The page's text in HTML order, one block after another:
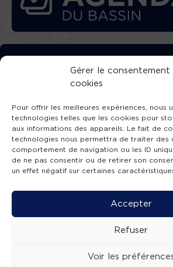
Gérer le consentement
cookies
Pour offrir les meilleures expériences, nous
technologies telles que les cookies pour
aux informations des appareils. Le fait de
technologies nous permettra de traiter des
comportement de navigation ou les ID
de ne pas consentir ou de retirer son
un effet négatif sur certaines
Accepter
Refuser
Voir les
TÉLÉCHARGEZ
L’APPLICATION
SUIVEZ-NOUS !
Mentions légales -Accessibilité